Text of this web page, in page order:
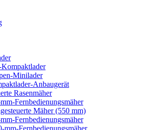
Kompaktlader
Minilader
Anbaugerät
Rasenmäher
Fernbedienungsmäher
Mäher (550 mm)
Fernbedienungsmäher
mm-Fernbedienungsmäher